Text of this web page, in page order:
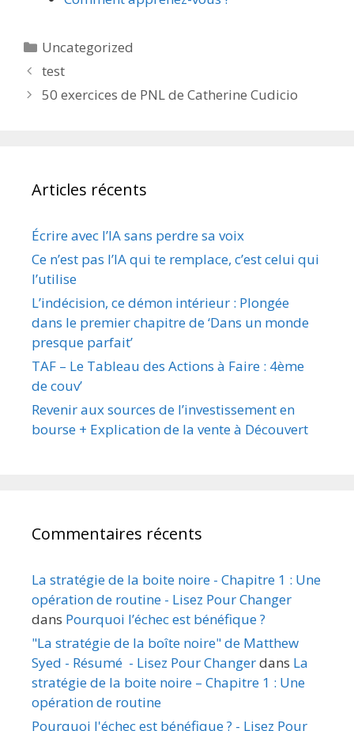
Catégories
Uncategorized
test
50 exercices de PNL de Catherine Cudicio
Articles récents
Écrire avec l’IA sans perdre sa voix
Ce n’est pas l’IA qui te remplace, c’est celui qui
l’utilise
L’indécision, ce démon intérieur : Plongée
dans le premier chapitre de ‘Dans un monde
presque parfait’
TAF – Le Tableau des Actions à Faire : 4ème
de couv’
Revenir aux sources de l’investissement en
bourse + Explication de la vente à Découvert
Commentaires récents
La stratégie de la boite noire - Chapitre 1 : Une
opération de routine - Lisez Pour Changer
dans Pourquoi l’échec est bénéfique ?
"La stratégie de la boîte noire" de Matthew
Syed - Résumé - Lisez Pour Changerdans La
stratégie de la boite noire – Chapitre 1 : Une
opération de routine
Pourquoi l'échec est bénéfique ? - Lisez Pour